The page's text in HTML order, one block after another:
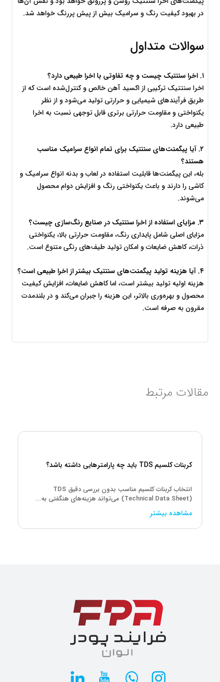
در بهبود کیفیت رنگ و سرامیک بیش از پیش پررنگ خواهد شد.
سوالات متداول
۱. اخرا سنتتیک چیست و چه تفاوتی با اخرا طبیعی دارد؟
طبیعی دارد.
۲.
هستند؟
می‌شوند.
۳. مزایای استفاده از اخرا سنتتیک در صنایع رنگ‌سازی چیست؟
ذرات، کاهش ضایعات و امکان تولید طیف‌های رنگی متنوع است.
۴. آیا هزینه تولید پیگمنت‌های سنتتیک بیشتر از اخرا طبیعی است؟
مقرون به صرفه است.
مقالات مرتبط
کربنات کلسیم TDS باید چه پارامترهایی داشته باشد؟
انتخاب کربنات کلسیم مناسب بدون بررسی دقیق TDS
(Technical Data Sheet) می‌تواند هزینه‌های هنگفتی به...
مشاهده بیشتر